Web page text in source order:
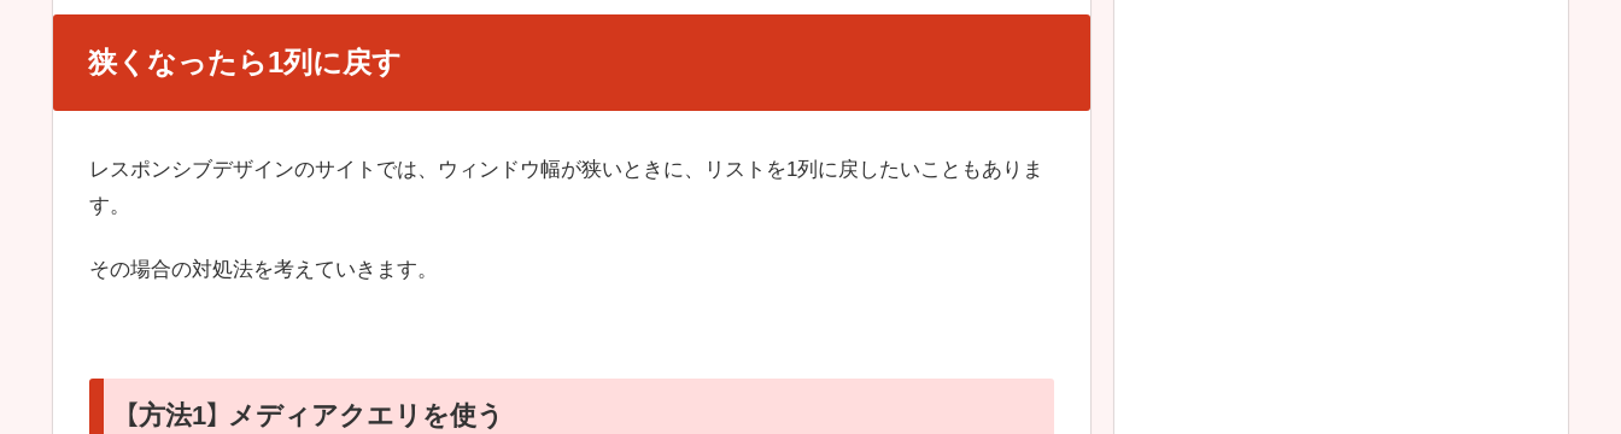
狭くなったら1列に戻す
レスポンシブデザインのサイトでは、ウィンドウ幅が狭いときに、リストを1列に戻したいこともありま
す。
その場合の対処法を考えていきます。
【方法1】 メディアクエリを使う